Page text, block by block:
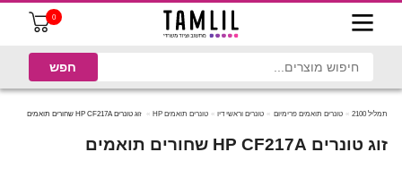
0
תמליל 2100 טונרים תואמים פרימיום טונרים וראשי דיו טונרים תואמים HP זוג טונרים HP CF217A שחורים תואמים
זוג טונרים HP CF217A שחורים תואמים